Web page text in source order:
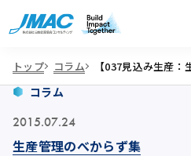
トップ コラム 【037見込み生産
コラム
2015.07.24
生産管理のべからず集